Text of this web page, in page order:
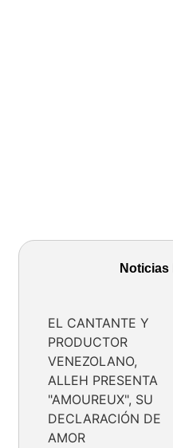
Noticias
EL CANTANTE Y
PRODUCTOR
VENEZOLANO,
ALLEH PRESENTA
"AMOUREUX", SU
DECLARACIÓN DE
AMOR